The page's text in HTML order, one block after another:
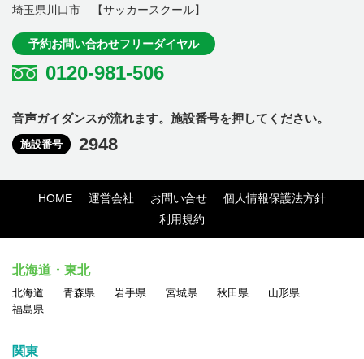
埼玉県川口市 【サッカースクール】
予約お問い合わせフリーダイヤル
0120-981-506
音声ガイダンスが流れます。施設番号を押してください。
施設番号 2948
HOME 運営会社 お問い合せ
個人情報保護法方針
利用規約
北海道・東北
北海道 青森県 岩手県 宮城県 秋田県
山形県
福島県
関東